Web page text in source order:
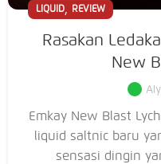
LIQUID, REVIEW
Rasakan
New
Emkay New Blast
liquid saltnic baru
sensasi dingin